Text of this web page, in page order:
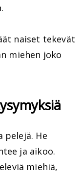
naiset tekevät
miehen joko
pelejä. He
ja aikoo.
miehiä,